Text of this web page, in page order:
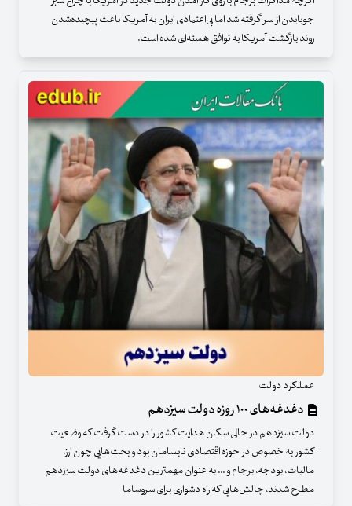
جوبایدن از سر گرفته شد اما بی‌اعتمادی ایران به آمریکا باعث پیچیده‌شدن
روند بازگشت آمریکا به توافق هسته‌ای شده است.
عملکرد دولت
دغدغه‌های ۱۰۰ روزه دولت سیزدهم
دولت سیزدهم در حالی سکان هدایت کشور را در دست گرفت که وضعیت
کشور به خصوص در حوزه اقتصادی نابسامان بود و بحث‌هایی چون ارز،
مالیات، بودجه، برجام و ... به عنوان مهمترین دغدغه‌های دولت سیزدهم
مطرح شدند، چالش‌هایی که راه دشواری برای سروساما